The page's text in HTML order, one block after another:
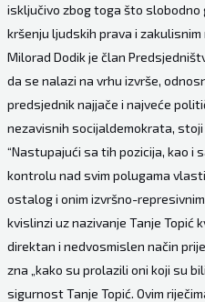
isključivo zbog toga što slobodno
kršenju ljudskih prava i zakulisnim
Milorad Dodik je član
da se nalazi na vrhu izvrše,
predsjednik najjače i najveće
nezavisnih socijaldemokrata, stoji
“Nastupajući sa tih pozicija, kao i
kontrolu nad svim polugama
ostalog i onim izvršno-
kvislinzi uz nazivanje Tanje Topić
direktan i nedvosmislen način
zna „kako su prolazili oni koji su
sigurnost Tanje Topić. Ovim